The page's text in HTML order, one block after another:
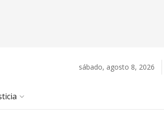
sábado, agosto 8, 2026